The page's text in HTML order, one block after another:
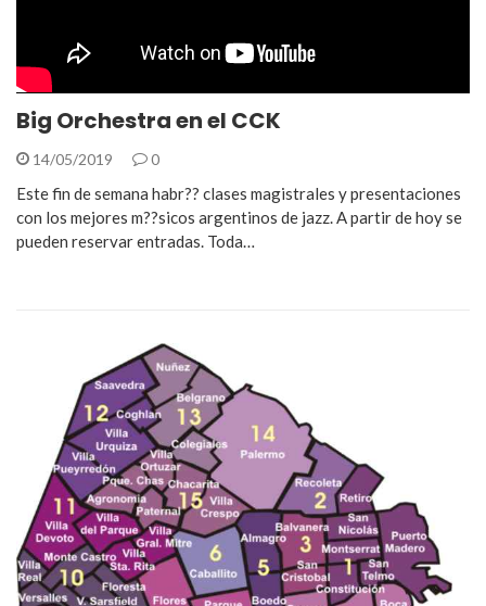
Big Orchestra en el CCK
14/05/2019 0
Este fin de semana habr?? clases magistrales y presentaciones
con los mejores m??sicos argentinos de jazz. A partir de hoy se
pueden reservar entradas. Toda…